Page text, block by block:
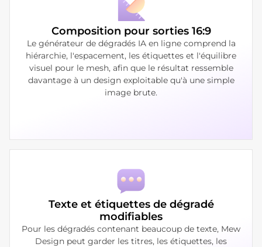
Composition pour sorties 16:9
Le générateur de dégradés IA en ligne comprend la
hiérarchie, l'espacement, les étiquettes et l'équilibre
visuel pour le mesh, afin que le résultat ressemble
davantage à un design exploitable qu'à une simple
image brute.
Texte et étiquettes de dégradé
modifiables
Pour les dégradés contenant beaucoup de texte, Mew
Design peut garder les titres, les étiquettes, les